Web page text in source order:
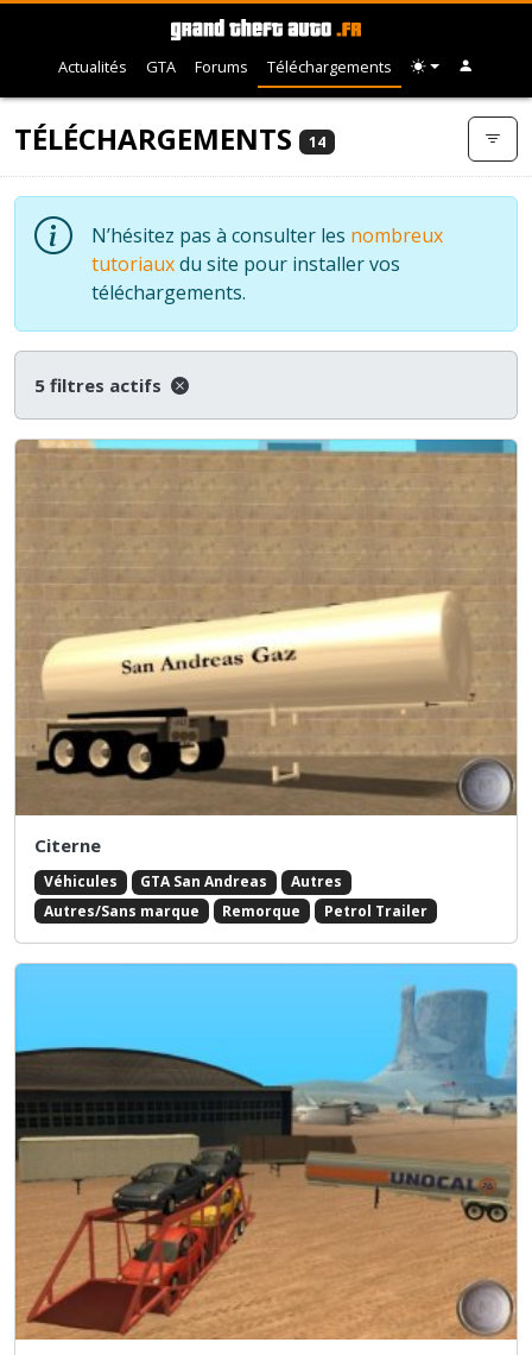
Actualités GTA Forums Téléchargements
TÉLÉCHARGEMENTS 14
N’hésitez pas à consulter les nombreux
tutoriauxdu site pour installer vos
téléchargements.
5 filtres actifs
Citerne
Véhicules GTA San Andreas
Autres
Autres/Sans marque
Remorque Petrol Trailer